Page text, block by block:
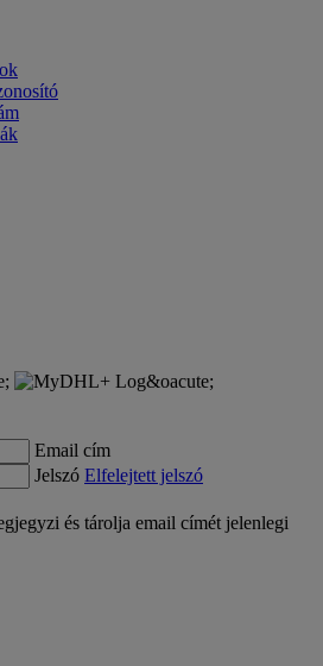
Email cím
Jelszó Elfelejtett jelszó
és tárolja email címét jelenlegi